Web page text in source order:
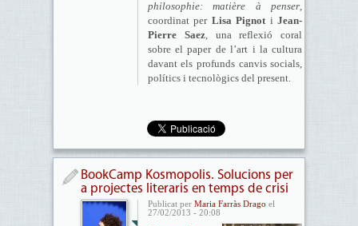
philosophie: matière à penser,
coordinat per Lisa PignotiJean-
Pierre Saez, una reflexió coral
sobre el paper de l’art i la cultura
davant els profunds canvis socials,
polítics i tecnològics del present.
BookCamp Kosmopolis. Solucions per
a projectes literaris en temps de crisi
Publicat per Maria Farràs Drago el
27/02/2013 - 20:08